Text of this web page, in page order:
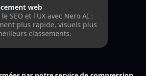
web
le SEO et l'UX avec Nero AI :
plus rapide, visuels plus
classements.